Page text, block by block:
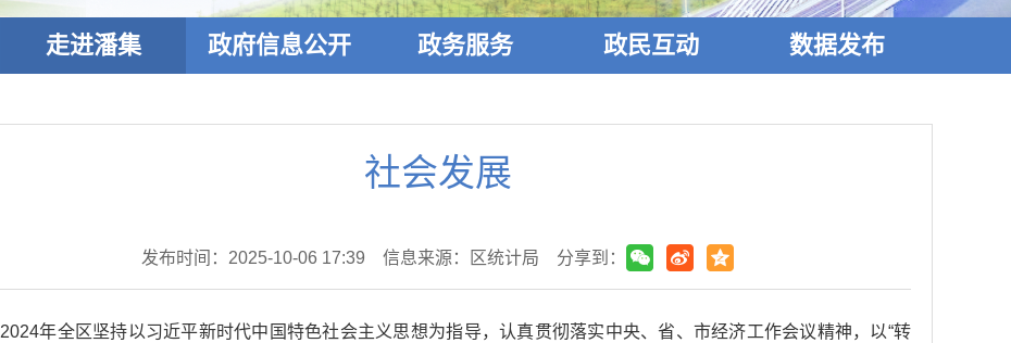
走进潘集 政府信息公开 政务服务 政民互动 数据发布
社会发展
发布时间：2025-10-06 17:39 信息来源：区统计局 分享到：
2024年全区坚持以习近平新时代中国特色社会主义思想为指导，认真贯彻落实中央、省、市经济工作会议精神，以“转